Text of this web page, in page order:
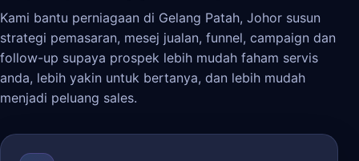
Kami bantu perniagaan di Gelang Patah, Johor susun
strategi pemasaran, mesej jualan, funnel, campaign dan
follow-up supaya prospek lebih mudah faham servis
anda, lebih yakin untuk bertanya, dan lebih mudah
menjadi peluang sales.